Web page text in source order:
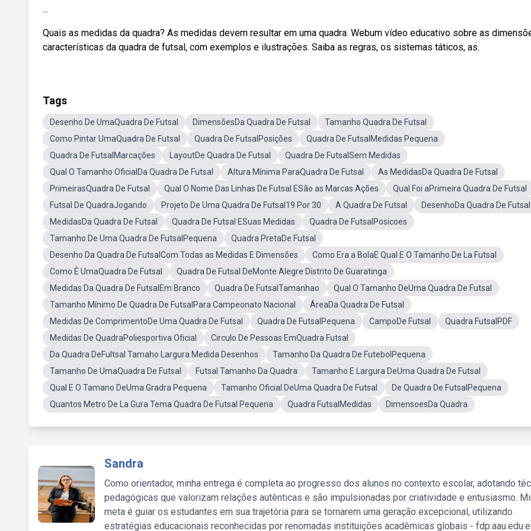
...
Quais as medidas da quadra? As medidas devem resultar em uma quadra. Webum vídeo educativo sobre as
características da quadra de futsal, com exemplos e ilustrações. Saiba as regras, os sistemas táticos, as.
Tags
Desenho De UmaQuadra De Futsal DimensõesDa Quadra De Futsal
Tamanho Quadra De Futsal
Como Pintar UmaQuadra De Futsal
Quadra De FutsalPosições
Quadra De FutsalMedidas Pequena
Quadra De FutsalMarcações
LayoutDe Quadra De Futsal
Quadra De FutsalSem Medidas
Qual O Tamanho OficialDa Quadra De Futsal
Altura Mínima ParaQuadra De Futsal
As MedidasDa Quadra De Futsal
PrimeirasQuadra De Futsal
Qual O Nome Das Linhas De Futsal ESão as Marcas Ações
Qual Foi aPrimeira Quadra De Futsal
Futsal De QuadraJogando
Projeto De Uma Quadra De Futsal19 Por 30 A Quadra De Futsal
DesenhoDa Quadra De Futsal
MedidasDa Quadra De Futsal
Quadra De Futsal ESuas Medidas
Quadra De FutsalPosicoes
Tamanho De Uma Quadra De FutsalPequena
Quadra PretaDe Futsal
Desenho Da Quadra De FutsalCom Todas as Medidas E Dimensões
Como Era a BolaE Qual E O Tamanho De La Futsal
Como É UmaQuadra De Futsal
Quadra De Futsal DeMonte Alegre Distrito De Guaratinga
Medidas Da Quadra De FutsalEm Branco
Quadra De FutsalTamanhao
Qual O Tamanho DeUma Quadra De Futsal
Tamanho Mínimo De Quadra De FutsalPara Campeonato Nacional
ÁreaDa Quadra De Futsal
Medidas De ComprimentoDe Uma Quadra De Futsal
Quadra De FutsalPequena CampoDe Futsal
Quadra FutsalPDF
Medidas De QuadraPoliesportiva Oficial
Circulo De Pessoas EmQuadra Futsal
Da Quadra DeFultsal Tamaho Largura Medida Desenhos
Tamanho Da Quadra De FutebolPequena
Tamanho De UmaQuadra De Futsal
Futsal Tamanho Da Quadra
Tamanho E Largura DeUma Quadra De Futsal
Qual E O Tamano DeUma Gradra Pequena
Tamanho Oficial DeUma Quadra De Futsal
De Quadra De FutsalPequena
Quantos Metro De La Gura Tema Quadra De Futsal Pequena
Quadra FutsalMedidas DimensoesDa Quadra
Sandra
Como orientador, minha entrega é completa ao progresso dos alunos no contexto escolar, adotando
pedagógicas que valorizam relações autênticas e são impulsionadas por criatividade e entusiasmo.
meta é guiar os estudantes em sua trajetória para se tornarem uma geração excepcional, utilizando
estratégias educacionais reconhecidas por renomadas instituições acadêmicas globais -